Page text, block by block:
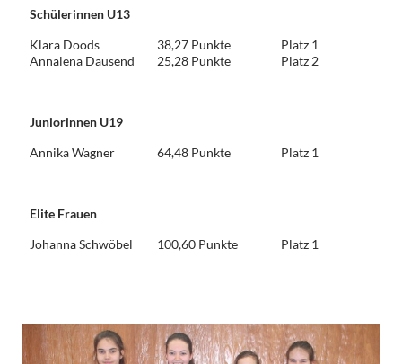
Schülerinnen U13
Klara Doods
Annalena Dausend
38,27 Punkte
25,28 Punkte
Platz 1
Platz 2
Juniorinnen U19
Annika Wagner
64,48 Punkte Platz 1
Elite Frauen
Johanna Schwöbel
100,60 Punkte Platz 1